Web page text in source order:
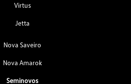
Virtus
Jetta
Nova Saveiro
Nova Amarok
Seminovos